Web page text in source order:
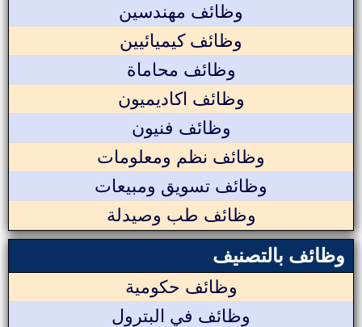
وظائف مهندسين
وظائف كيميائيين
وظائف محاماة
وظائف اكاديميون
وظائف فنيون
وظائف نظم ومعلومات
وظائف تسويق ومبيعات
وظائف طب وصيدلة
وظائف بالتصنيف
وظائف حكومية
وظائف في البترول